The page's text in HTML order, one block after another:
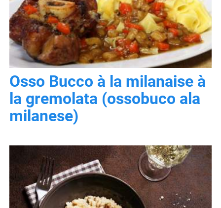
Osso Bucco à la milanaise à
la gremolata (ossobuco ala
milanese)